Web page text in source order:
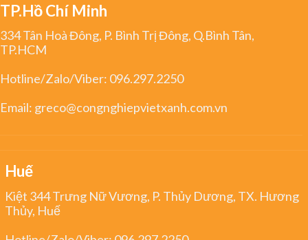
TP.Hồ Chí Minh
334 Tân Hoà Đông, P. Bình Trị Đông, Q.Bình Tân,
TP.HCM
Hotline/Zalo/Viber: 096.297.2250
Email: greco@congnghiepvietxanh.com.vn
Huế
Kiệt 344 Trưng Nữ Vương, P. Thủy Dương, TX. Hương
Thủy, Huế